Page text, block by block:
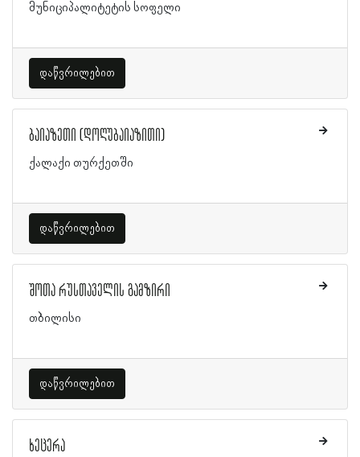
მუნიციპალიტეტის სოფელი
დაწვრილებით
ბაიაზეთი (დოღუბაიაზითი)
ქალაქი თურქეთში
დაწვრილებით
შოთა რუსთაველის გამზირი
თბილისი
დაწვრილებით
ხეცერა